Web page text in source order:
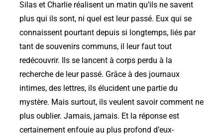
Silas et Charlie réalisent un matin qu’ils ne savent
plus qui ils sont, ni quel est leur passé. Eux qui se
connaissent pourtant depuis si longtemps, liés par
tant de souvenirs communs, il leur faut tout
redécouvrir. Ils se lancent à corps perdu à la
recherche de leur passé. Grâce à des journaux
intimes, des lettres, ils élucident une partie du
mystère. Mais surtout, ils veulent savoir comment ne
plus oublier. Jamais, jamais. Et la réponse est
certainement enfouie au plus profond d’eux-